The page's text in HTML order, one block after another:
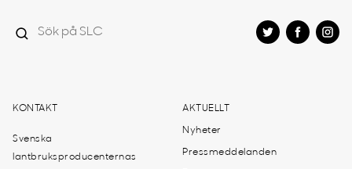
KONTAKT
Svenska
lantbruksproducenternas
AKTUELLT
Nyheter
Pressmeddelanden